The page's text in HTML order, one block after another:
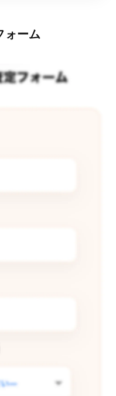
ォーム